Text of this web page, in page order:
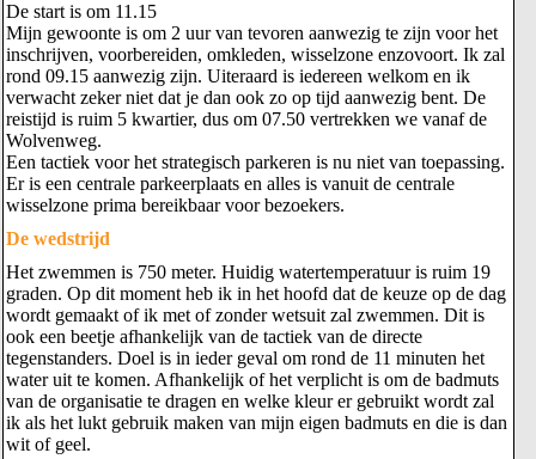
De start is om 11.15
Mijn gewoonte is om 2 uur van tevoren aanwezig te zijn voor het
inschrijven, voorbereiden, omkleden, wisselzone enzovoort. Ik zal
rond 09.15 aanwezig zijn. Uiteraard is iedereen welkom en ik
verwacht zeker niet dat je dan ook zo op tijd aanwezig bent. De
reistijd is ruim 5 kwartier, dus om 07.50 vertrekken we vanaf de
Wolvenweg.
Een tactiek voor het strategisch parkeren is nu niet van toepassing.
Er is een centrale parkeerplaats en alles is vanuit de centrale
wisselzone prima bereikbaar voor bezoekers.
De wedstrijd
Het zwemmen is 750 meter. Huidig watertemperatuur is ruim 19
graden. Op dit moment heb ik in het hoofd dat de keuze op de dag
wordt gemaakt of ik met of zonder wetsuit zal zwemmen. Dit is
ook een beetje afhankelijk van de tactiek van de directe
tegenstanders. Doel is in ieder geval om rond de 11 minuten het
water uit te komen. Afhankelijk of het verplicht is om de badmuts
van de organisatie te dragen en welke kleur er gebruikt wordt zal
ik als het lukt gebruik maken van mijn eigen badmuts en die is dan
wit of geel.